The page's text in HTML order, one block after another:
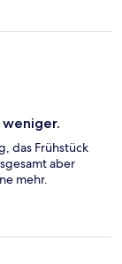
weniger.
das Frühstück
aber
mehr.